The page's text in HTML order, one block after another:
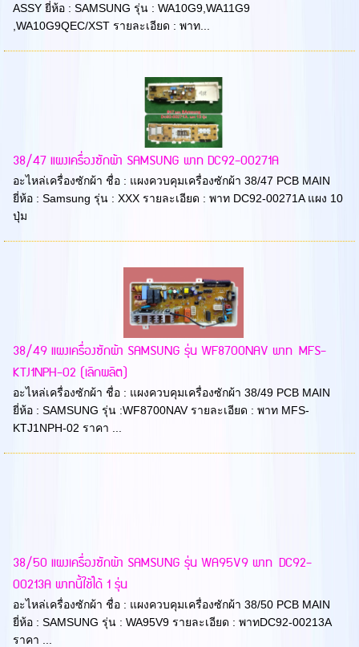
ASSY ยี่ห้อ : SAMSUNG รุ่น : WA10G9,WA11G9
,WA10G9QEC/XST รายละเอียด : พาท...
38/47 แผงเครื่องซักผ้า SAMSUNG พาท DC92-00271A
อะไหล่เครื่องซักผ้า ชื่อ : แผงควบคุมเครื่องซักผ้า 38/47 PCB MAIN
ยี่ห้อ : Samsung รุ่น : XXX รายละเอียด : พาท DC92-00271A แผง 10
ปุ่ม
38/49 แผงเครื่องซักผ้า SAMSUNG รุ่น WF8700NAV พาท MFS-
KTJ1NPH-02 (เลิกผลิต)
อะไหล่เครื่องซักผ้า ชื่อ : แผงควบคุมเครื่องซักผ้า 38/49 PCB MAIN
ยี่ห้อ : SAMSUNG รุ่น :WF8700NAV รายละเอียด : พาท MFS-
KTJ1NPH-02 ราคา ...
38/50 แผงเครื่องซักผ้า SAMSUNG รุ่น WA95V9 พาท DC92-
00213A พาทนี้ใช้ได้ 1 รุ่น
อะไหล่เครื่องซักผ้า ชื่อ : แผงควบคุมเครื่องซักผ้า 38/50 PCB MAIN
ยี่ห้อ : SAMSUNG รุ่น : WA95V9 รายละเอียด : พาทDC92-00213A
ราคา ...